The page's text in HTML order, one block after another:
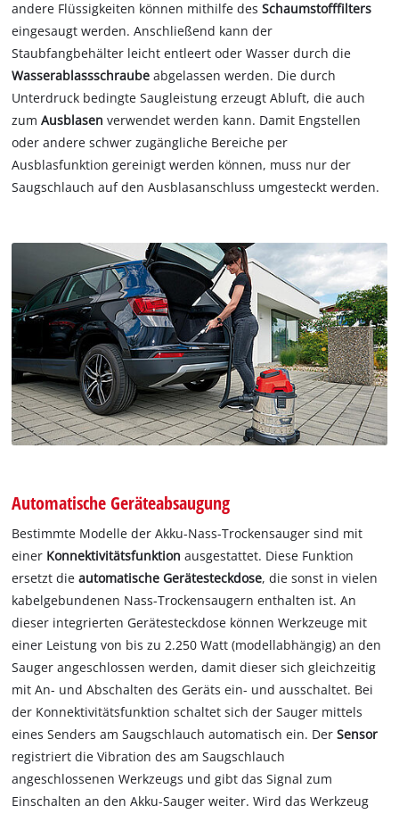
andere Flüssigkeiten können mithilfe desSchaumstofffilters
eingesaugt werden. Anschließend kann der
Staubfangbehälter leicht entleert oder Wasser durch die
Wasserablassschraubeabgelassen werden. Die durch
Unterdruck bedingte Saugleistung erzeugt Abluft, die auch
zumAusblasenverwendet werden kann. Damit Engstellen
oder andere schwer zugängliche Bereiche per
Ausblasfunktion gereinigt werden können, muss nur der
Saugschlauch auf den Ausblasanschluss umgesteckt werden.
Automatische Geräteabsaugung
Bestimmte Modelle der Akku-Nass-Trockensauger sind mit
einer Konnektivitätsfunktionausgestattet. Diese Funktion
ersetzt dieautomatische Gerätesteckdose, die sonst in vielen
kabelgebundenen Nass-Trockensaugern enthalten ist. An
dieser integrierten Gerätesteckdose können Werkzeuge mit
einer Leistung von bis zu 2.250 Watt (modellabhängig) an den
Sauger angeschlossen werden, damit dieser sich gleichzeitig
mit An- und Abschalten des Geräts ein- und ausschaltet. Bei
der Konnektivitätsfunktion schaltet sich der Sauger mittels
eines Senders am Saugschlauch automatisch ein. DerSensor
registriert die Vibration des am Saugschlauch
angeschlossenen Werkzeugs und gibt das Signal zum
Einschalten an den Akku-Sauger weiter. Wird das Werkzeug